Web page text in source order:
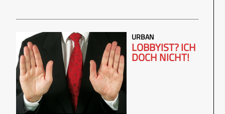
URBAN
LOBBYIST? ICH
DOCH NICHT!